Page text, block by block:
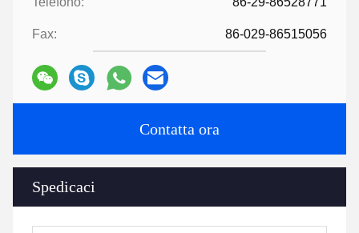
Fax: 86-029-86515056
Contatta ora
Spedicaci